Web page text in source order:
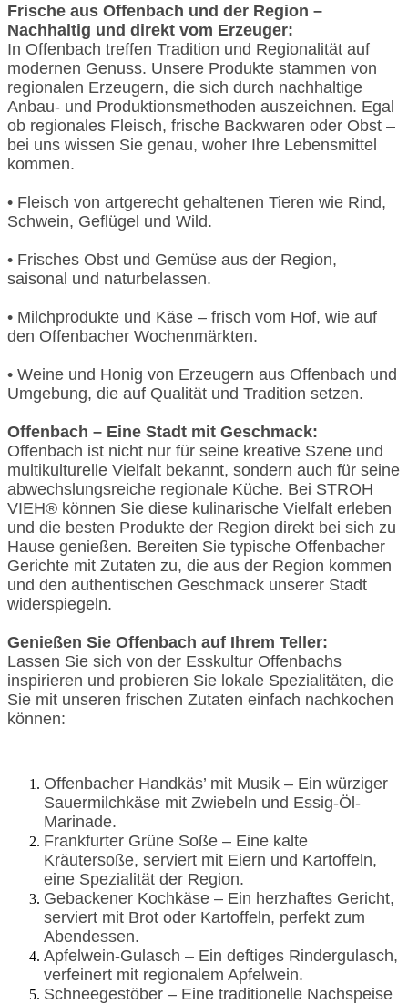
Frische aus Offenbach und der Region –
Nachhaltig und direkt vom Erzeuger:
In Offenbach treffen Tradition und Regionalität auf
modernen Genuss. Unsere Produkte stammen von
regionalen Erzeugern, die sich durch nachhaltige
Anbau- und Produktionsmethoden auszeichnen. Egal
ob regionales Fleisch, frische Backwaren oder Obst –
bei uns wissen Sie genau, woher Ihre Lebensmittel
kommen.
• Fleisch von artgerecht gehaltenen Tieren wie Rind,
Schwein, Geflügel und Wild.
• Frisches Obst und Gemüse aus der Region,
saisonal und naturbelassen.
• Milchprodukte und Käse – frisch vom Hof, wie auf
den Offenbacher Wochenmärkten.
• Weine und Honig von Erzeugern aus Offenbach und
Umgebung, die auf Qualität und Tradition setzen.
Offenbach – Eine Stadt mit Geschmack:
Offenbach ist nicht nur für seine kreative Szene und
multikulturelle Vielfalt bekannt, sondern auch für seine
abwechslungsreiche regionale Küche. Bei STROH
VIEH® können Sie diese kulinarische Vielfalt erleben
und die besten Produkte der Region direkt bei sich zu
Hause genießen. Bereiten Sie typische Offenbacher
Gerichte mit Zutaten zu, die aus der Region kommen
und den authentischen Geschmack unserer Stadt
widerspiegeln.
Genießen Sie Offenbach auf Ihrem Teller:
Lassen Sie sich von der Esskultur Offenbachs
inspirieren und probieren Sie lokale Spezialitäten, die
Sie mit unseren frischen Zutaten einfach nachkochen
können:
Offenbacher Handkäs’ mit Musik – Ein würziger
Sauermilchkäse mit Zwiebeln und Essig-Öl-
Marinade.
Frankfurter Grüne Soße – Eine kalte
Kräutersoße, serviert mit Eiern und Kartoffeln,
eine Spezialität der Region.
Gebackener Kochkäse – Ein herzhaftes Gericht,
serviert mit Brot oder Kartoffeln, perfekt zum
Abendessen.
Apfelwein-Gulasch – Ein deftiges Rindergulasch,
verfeinert mit regionalem Apfelwein.
Schneegestöber – Eine traditionelle Nachspeise